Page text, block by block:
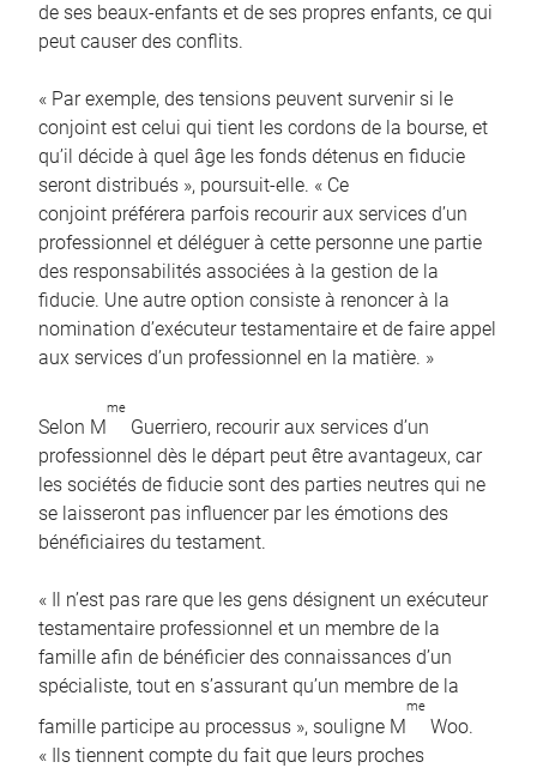
de ses beaux-enfants et de ses propres enfants, ce qui
peut causer des conflits.
« Par exemple, des tensions peuvent survenir si le
conjoint est celui qui tient les cordons de la bourse, et
qu’il décide à quel âge les fonds détenus en fiducie
seront distribués », poursuit-elle. « Ce
conjoint préférera parfois recourir aux services d’un
professionnel et déléguer à cette personne une partie
des responsabilités associées à la gestion de la
fiducie. Une autre option consiste à renoncer à la
nomination d’exécuteur testamentaire et de faire appel
aux services d’un professionnel en la matière. »
Selon M
me
Guerriero, recourir aux services d’un
professionnel dès le départ peut être avantageux, car
les sociétés de fiducie sont des parties neutres qui ne
se laisseront pas influencer par les émotions des
bénéficiaires du testament.
« Il n’est pas rare que les gens désignent un exécuteur
testamentaire professionnel et un membre de la
famille afin de bénéficier des connaissances d’un
spécialiste, tout en s’assurant qu’un membre de la
famille participe au processus », souligne M
me
Woo.
« Ils tiennent compte du fait que leurs proches